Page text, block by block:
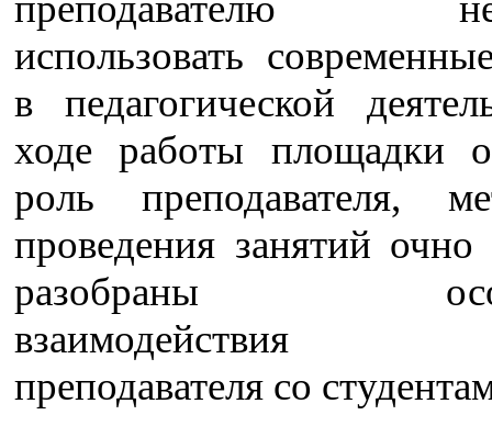
использовать
в педагогической
ходе работы площадки
роль преподавателя,
проведения занятий
разобраны
взаимодействия
преподавателя со